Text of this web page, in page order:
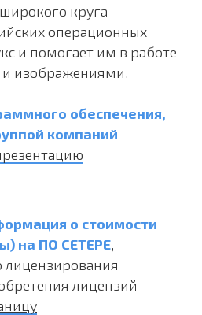
круга
операционных
и помогает им в работе
изображениями.
обеспечения,
компаний
о стоимости
на ПО СЕТЕРЕ,
лицензирования
лицензий —